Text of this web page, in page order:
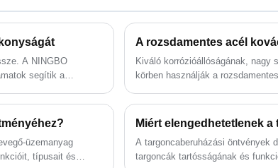
orvostudományban és más iparágakban. Az
ellátási lánc kezelésében gazdag
tapasztalattal a SHENGFA bevált
stratégiákkal segíti a rezsicsökkentést,
valamint az ár, a minőség és a szállítás
intelligens választássá teszik őket a tömeges
beszerzéshez és az ismételt beszerzésekhez.
A NINGBO
segítik a
A NINGBO
segítik a
A rozsdamentes acél
Kiváló korrózióállóságának, nagy
körben használják a
üzemanyag
típusait és
A targoncaberuházási öntvények
targoncák tartósságának és